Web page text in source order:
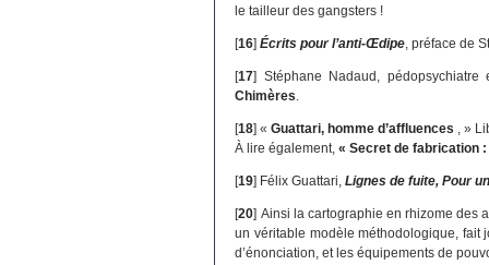
le tailleur des gangsters !
[16]Écrits pour l’anti-Œdipe , préface de
[17] Stéphane Nadaud,
Chimères
[18]«Guattari, homme d’affluences , »
À lire également,« Secret de fabrication
[19] Félix Guattari,Lignes de fuite, Pour
[20] Ainsi la cartographie en rhizome des
un véritable modèle méthodologique, fait
d’énonciation, et les équipements de